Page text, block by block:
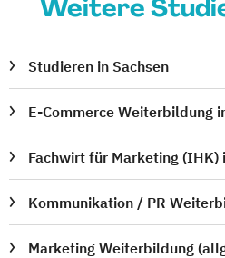
Weitere
Studieren in Sachsen
E-Commerce Weiterbildung
Fachwirt für Marketing (IHK)
Kommunikation / PR
Marketing Weiterbildung